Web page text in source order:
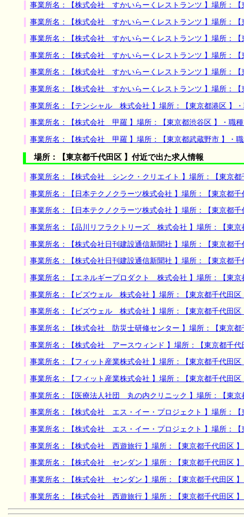
事業所名：【株式会社 すかいらーくレストランツ 】場所：【
事業所名：【株式会社 すかいらーくレストランツ 】場所：【
事業所名：【株式会社 すかいらーくレストランツ 】場所：【
事業所名：【株式会社 すかいらーくレストランツ 】場所：【
事業所名：【株式会社 すかいらーくレストランツ 】場所：【
事業所名：【株式会社 すかいらーくレストランツ 】場所：【
事業所名：【テンシャル 株式会社 】場所：【東京都港区 】・
事業所名：【株式会社 甲羅 】場所：【東京都渋谷区 】・職種
事業所名：【株式会社 甲羅 】場所：【東京都武蔵野市 】・職
場所：【東京都千代田区 】付近で出た求人情報
事業所名：【株式会社 シンク・クリエイト 】場所：【東京
事業所名：【日本テクノクラーツ株式会社 】場所：【東京都
事業所名：【日本テクノクラーツ株式会社 】場所：【東京都
事業所名：【品川リフラクトリーズ 株式会社 】場所：【東
事業所名：【株式会社日刊建設通信新聞社 】場所：【東京都
事業所名：【株式会社日刊建設通信新聞社 】場所：【東京都
事業所名：【エネルギープロダクト 株式会社 】場所：【東京
事業所名：【ビズウェル 株式会社 】場所：【東京都千代田区
事業所名：【ビズウェル 株式会社 】場所：【東京都千代田区
事業所名：【株式会社 防災士研修センター 】場所：【東京都
事業所名：【株式会社 アースウィンド 】場所：【東京都千代
事業所名：【フィット産業株式会社 】場所：【東京都千代田
事業所名：【フィット産業株式会社 】場所：【東京都千代田
事業所名：【医療法人社団 丸の内クリニック 】場所：【東京
事業所名：【株式会社 エス・イー・プロジェクト 】場所：【
事業所名：【株式会社 エス・イー・プロジェクト 】場所：【
事業所名：【株式会社 西遊旅行 】場所：【東京都千代田区
事業所名：【株式会社 センダン 】場所：【東京都千代田区
事業所名：【株式会社 センダン 】場所：【東京都千代田区
事業所名：【株式会社 西遊旅行 】場所：【東京都千代田区 】